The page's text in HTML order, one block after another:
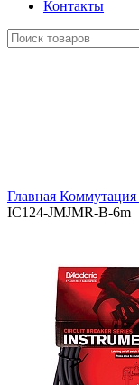
Контакты
Главная Коммутация
IC124-JMJMR-B-6m